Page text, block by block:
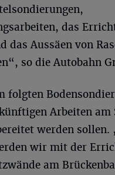
das
das Aussäen von
so die Autobahn
folgten
Arbeiten am
werden sollen.
wir mit der
am